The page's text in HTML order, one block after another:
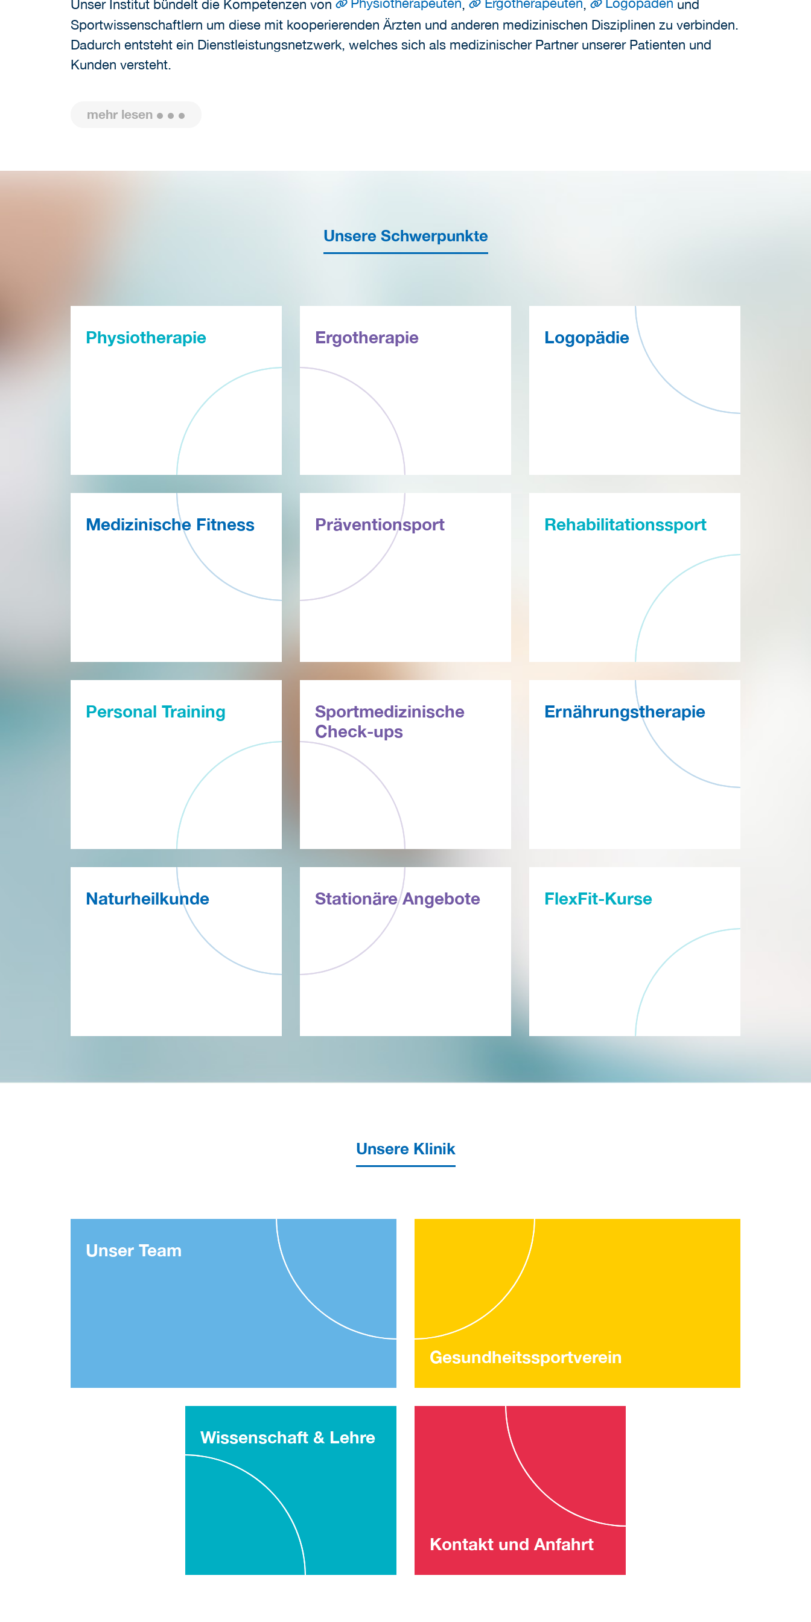
Unser Institut bündelt die Kompetenzen von Physiotherapeuten, Ergotherapeuten, Logopäden und
Sportwissenschaftlern um diese mit kooperierenden Ärzten und anderen medizinischen Disziplinen zu verbinden.
Dadurch entsteht ein Dienstleistungsnetzwerk, welches sich als medizinischer Partner unserer Patienten und
Kunden versteht.
mehr lesen
Unsere Schwerpunkte
Physiotherapie Ergotherapie Logopädie
Medizinische Fitness Präventionsport Rehabilitationssport
Personal Training
Sportmedizinische
Check-ups
Ernährungstherapie
Naturheilkunde Stationäre Angebote FlexFit-Kurse
Unsere Klinik
Unser Team
Gesundheitssportverein
Wissenschaft & Lehre
Kontakt und Anfahrt